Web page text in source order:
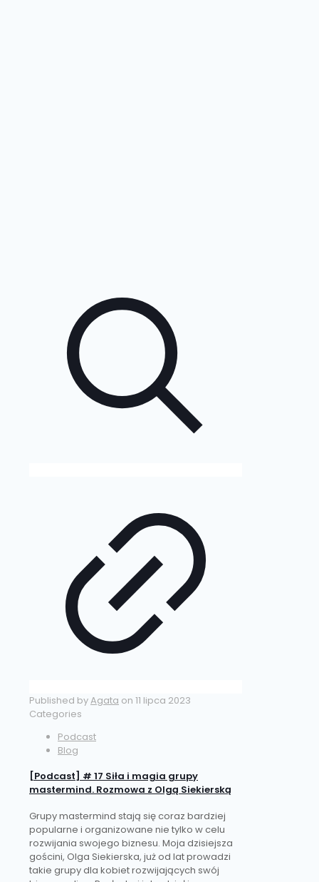
Published byAgata on 11 lipca 2023
Categories
Podcast
Blog
[Podcast] # 17 Siła i magia grupy
mastermind. Rozmowa z Olgą Siekierską
Grupy mastermind stają się coraz bardziej
popularne i organizowane nie tylko w celu
rozwijania swojego biznesu. Moja dzisiejsza
gościni, Olga Siekierska, już od lat prowadzi
takie grupy dla kobiet rozwijających swój